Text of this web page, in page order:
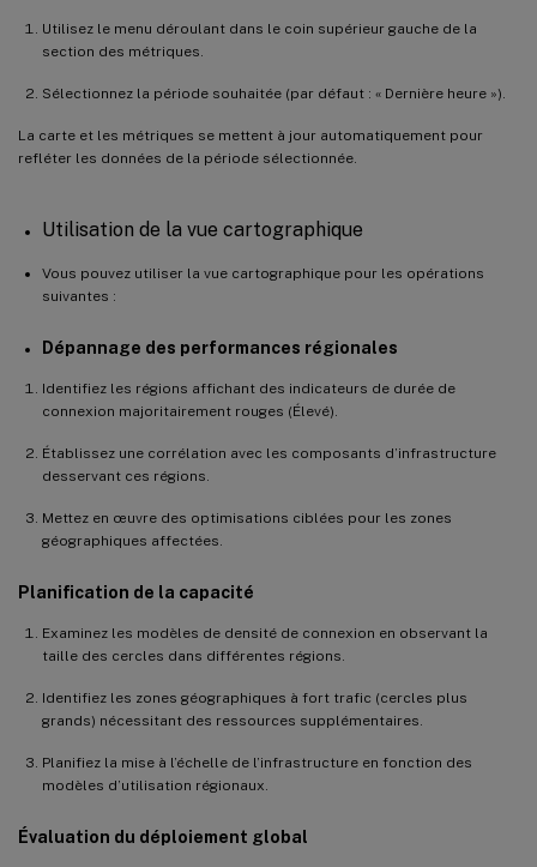
Utilisez le menu déroulant dans le coin supérieur gauche de la
section des métriques.
Sélectionnez la période souhaitée (par défaut : « Dernière heure »).
La carte et les métriques se mettent à jour automatiquement pour
refléter les données de la période sélectionnée.
Utilisation de la vue cartographique
Vous pouvez utiliser la vue cartographique pour les opérations
suivantes :
Dépannage des performances régionales
Identifiez les régions affichant des indicateurs de durée de
connexion majoritairement rouges (Élevé).
Établissez une corrélation avec les composants d’infrastructure
desservant ces régions.
Mettez en œuvre des optimisations ciblées pour les zones
géographiques affectées.
Planification de la capacité
Examinez les modèles de densité de connexion en observant la
taille des cercles dans différentes régions.
Identifiez les zones géographiques à fort trafic (cercles plus
grands) nécessitant des ressources supplémentaires.
Planifiez la mise à l’échelle de l’infrastructure en fonction des
modèles d’utilisation régionaux.
Évaluation du déploiement global